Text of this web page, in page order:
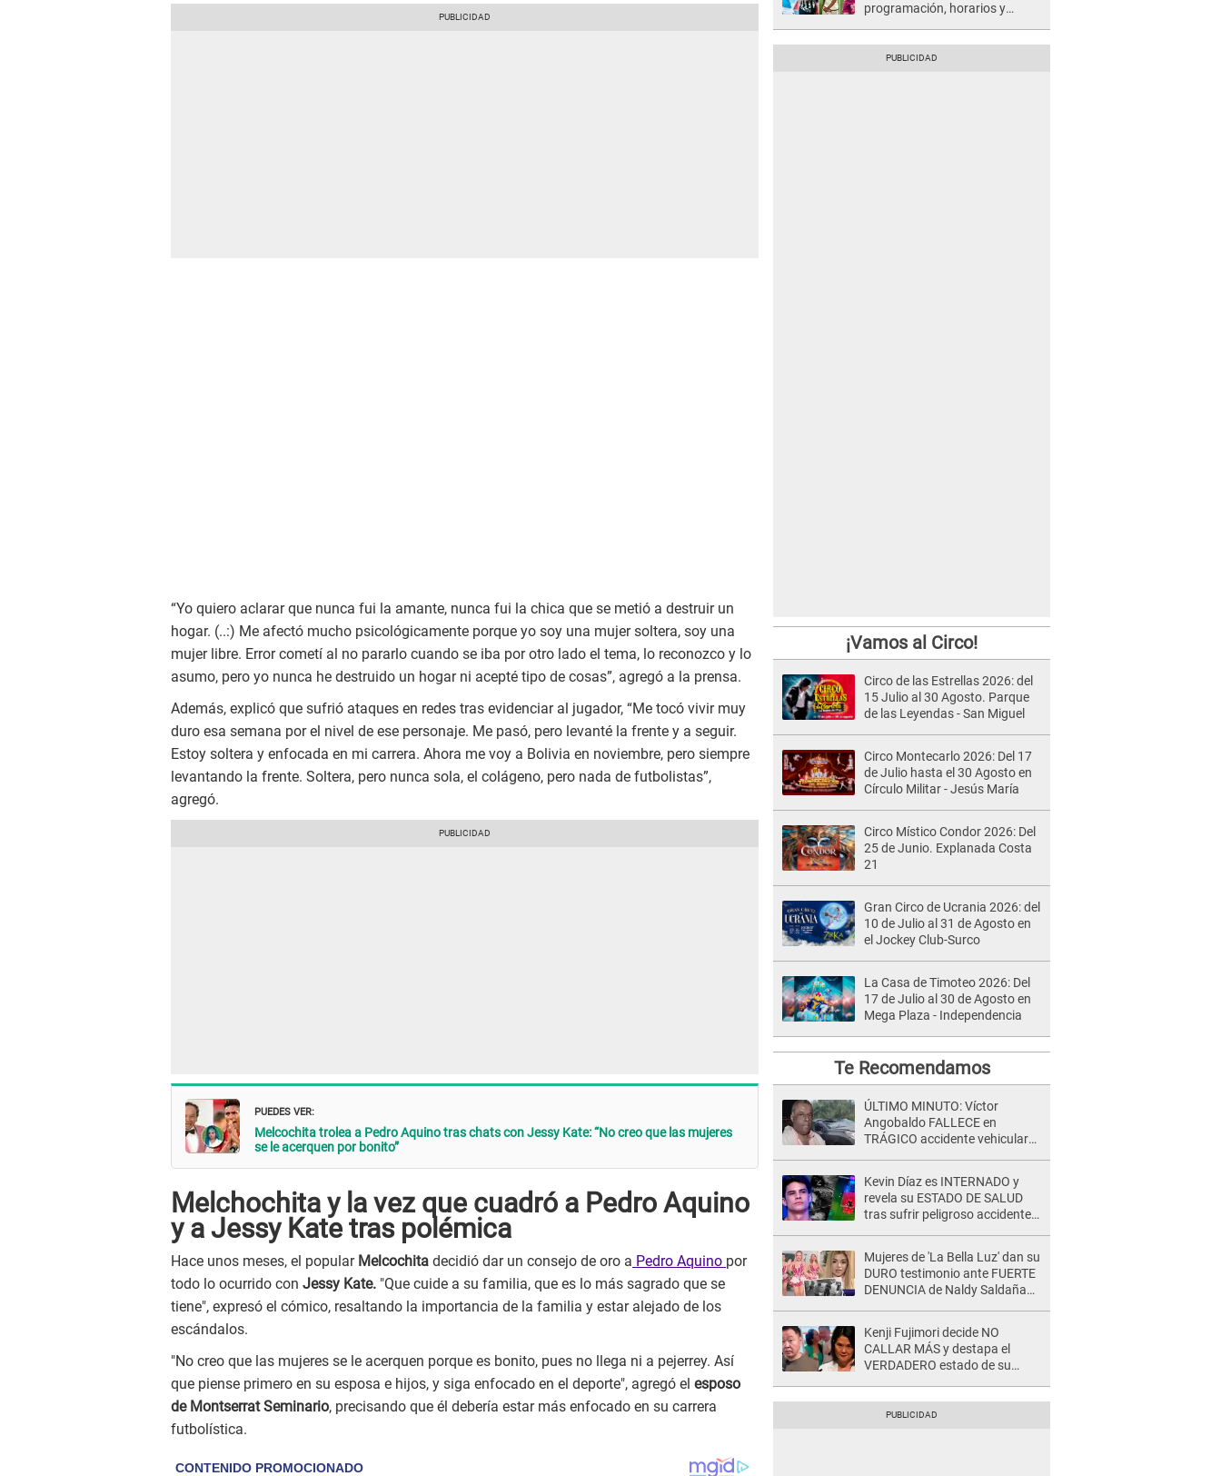
“Yo quiero aclarar que nunca fui la amante, nunca fui la chica que se metió a destruir un
hogar. (..:) Me afectó mucho psicológicamente porque yo soy una mujer soltera, soy una
mujer libre. Error cometí al no pararlo cuando se iba por otro lado el tema, lo reconozco y lo
asumo, pero yo nunca he destruido un hogar ni acepté tipo de cosas”, agregó a la prensa.
Además, explicó que sufrió ataques en redes tras evidenciar al jugador, “Me tocó vivir muy
duro esa semana por el nivel de ese personaje. Me pasó, pero levanté la frente y a seguir.
Estoy soltera y enfocada en mi carrera. Ahora me voy a Bolivia en noviembre, pero siempre
levantando la frente. Soltera, pero nunca sola, el colágeno, pero nada de futbolistas”,
agregó.
PUEDES VER:
Melcochita trolea a Pedro Aquino tras chats con Jessy Kate: “No creo que las mujeres
se le acerquen por bonito”
Melchochita y la vez que cuadró a Pedro Aquino
y a Jessy Kate tras polémica
Hace unos meses, el popular Melcochita decidió dar un consejo de oro a Pedro Aquino por
todo lo ocurrido con Jessy Kate. "Que cuide a su familia, que es lo más sagrado que se
tiene", expresó el cómico, resaltando la importancia de la familia y estar alejado de los
escándalos.
"No creo que las mujeres se le acerquen porque es bonito, pues no llega ni a pejerrey. Así
que piense primero en su esposa e hijos, y siga enfocado en el deporte", agregó el esposo
de Montserrat Seminario, precisando que él debería estar más enfocado en su carrera
futbolística.
programación, horarios y
¡Vamos al Circo!
Circo de las Estrellas 2026: del
15 Julio al 30 Agosto. Parque
de las Leyendas - San Miguel
Circo Montecarlo 2026: Del 17
de Julio hasta el 30 Agosto en
Círculo Militar - Jesús María
Circo Místico Condor 2026: Del
25 de Junio. Explanada Costa
21
Gran Circo de Ucrania 2026: del
10 de Julio al 31 de Agosto en
el Jockey Club-Surco
La Casa de Timoteo 2026: Del
17 de Julio al 30 de Agosto en
Mega Plaza - Independencia
Te Recomendamos
ÚLTIMO MINUTO: Víctor
Angobaldo FALLECE en
TRÁGICO accidente vehicular
Kevin Díaz es INTERNADO y
revela su ESTADO DE SALUD
tras sufrir peligroso accidente
Mujeres de 'La Bella Luz' dan su
DURO testimonio ante FUERTE
DENUNCIA de Naldy Saldaña
Kenji Fujimori decide NO
CALLAR MÁS y destapa el
VERDADERO estado de su
suegra..."